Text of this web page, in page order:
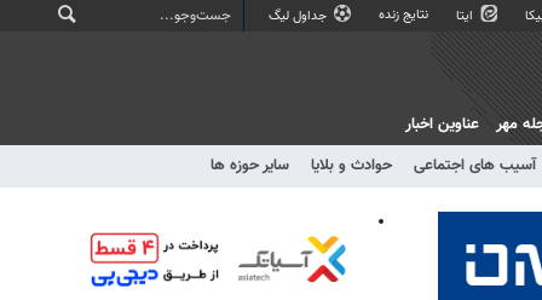
ایتا نتایج زنده جداول لیگ
آسیب های اجتماعی حوادث و بلایا سایر حوزه ها
مهر عناوین اخبار